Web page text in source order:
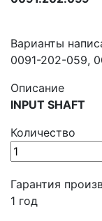
Варианты
0091-202-059,
Описание
INPUT SHAFT
Количество
Гарантия
1 год